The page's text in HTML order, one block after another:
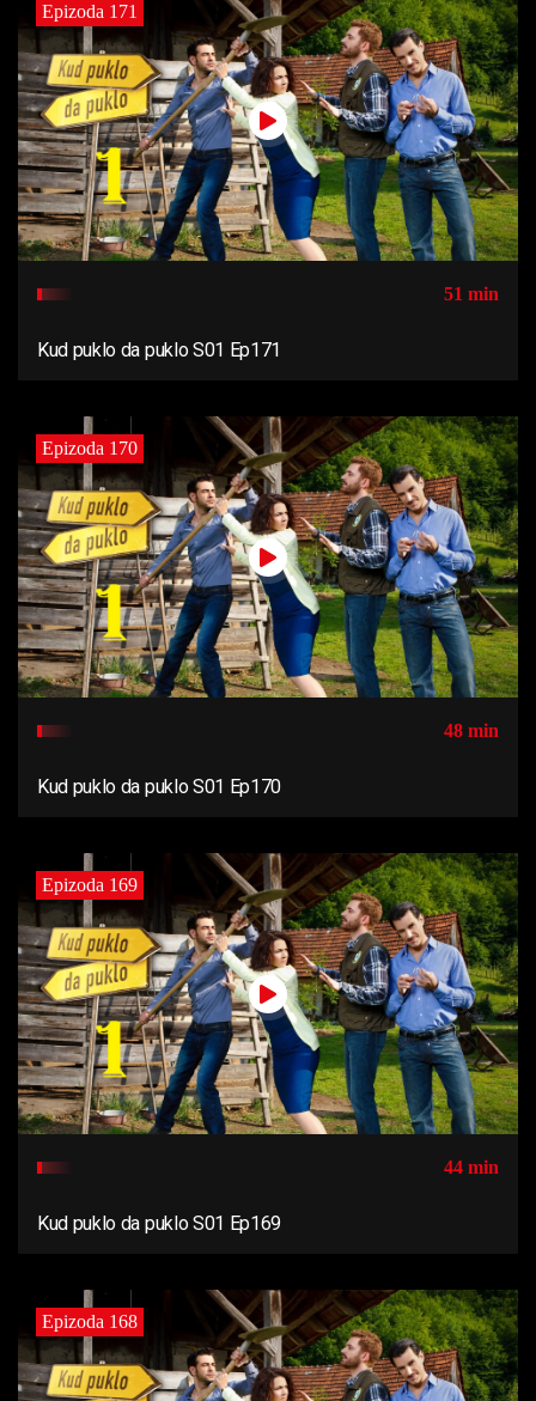
Epizoda 171
51 min
Kud puklo da puklo S01 Ep171
Epizoda 170
48 min
Kud puklo da puklo S01 Ep170
Epizoda 169
44 min
Kud puklo da puklo S01 Ep169
Epizoda 168